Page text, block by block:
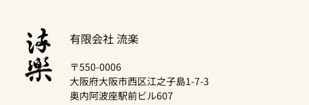
有限会社 流楽
〒550-0006
大阪府大阪市西区江之子島1-7-3
奥内阿波座駅前ビル607